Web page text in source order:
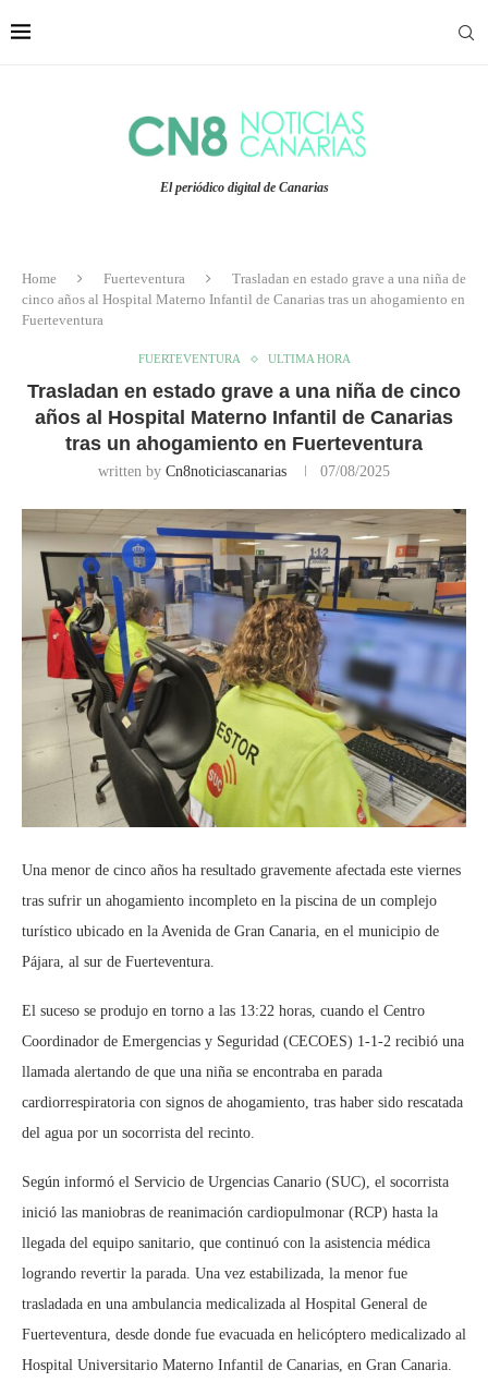
El periódico digital de Canarias
Home Fuerteventura
Trasladan en estado grave a una niña de
cinco años al Hospital Materno Infantil de Canarias tras un ahogamiento en
Fuerteventura
FUERTEVENTURA ULTIMA HORA
Trasladan en estado grave a una niña de cinco
años al Hospital Materno Infantil de Canarias
tras un ahogamiento en Fuerteventura
written by Cn8noticiascanarias 07/08/2025
Una menor de cinco años ha resultado gravemente afectada este viernes
tras sufrir un ahogamiento incompleto en la piscina de un complejo
turístico ubicado en la Avenida de Gran Canaria, en el municipio de
Pájara, al sur de Fuerteventura.
El suceso se produjo en torno a las 13:22 horas, cuando el Centro
Coordinador de Emergencias y Seguridad (CECOES) 1-1-2 recibió una
llamada alertando de que una niña se encontraba en parada
cardiorrespiratoria con signos de ahogamiento, tras haber sido rescatada
del agua por un socorrista del recinto.
Según informó el Servicio de Urgencias Canario (SUC), el socorrista
inició las maniobras de reanimación cardiopulmonar (RCP) hasta la
llegada del equipo sanitario, que continuó con la asistencia médica
logrando revertir la parada. Una vez estabilizada, la menor fue
trasladada en una ambulancia medicalizada al Hospital General de
Fuerteventura, desde donde fue evacuada en helicóptero medicalizado al
Hospital Universitario Materno Infantil de Canarias, en Gran Canaria.